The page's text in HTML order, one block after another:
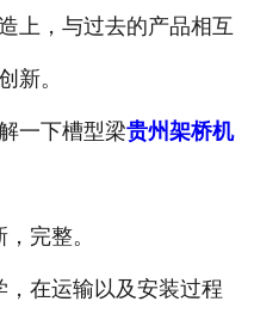
州启闭器
州电动葫芦
州路桥起重配件
上，与过去的产品相互
新。
一下槽型梁贵州架桥机
完整。
在运输以及安装过程